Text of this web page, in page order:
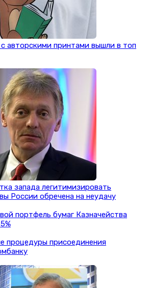
авторскими принтами вышли в топ
запада легитимизировать
России обречена на неудачу
портфель бумаг Казначейства
процедуры присоединения